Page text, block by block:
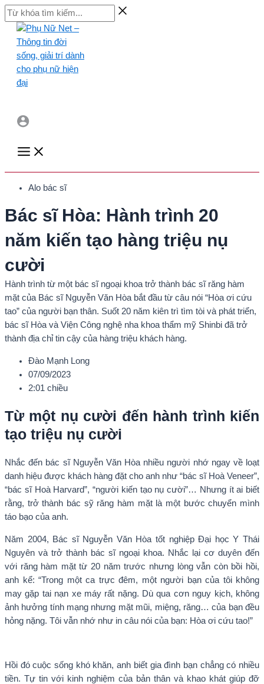
Skip
to
content
Từ
khóa
kiếm...
Main
Menu
Alo bác sĩ
Bác sĩ Hòa: Hành trình 20
năm kiến tạo hàng triệu nụ
cười
Hành trình từ một bác sĩ ngoại khoa trở thành bác sĩ răng hàm
mặt của Bác sĩ Nguyễn Văn Hòa bắt đầu từ câu nói “Hòa ơi cứu
tao” của người bạn thân. Suốt 20 năm kiên trì tìm tòi và phát triển,
bác sĩ Hòa và Viện Công nghệ nha khoa thẩm mỹ Shinbi đã trở
thành địa chỉ tin cậy của hàng triệu khách hàng.
Đào Mạnh Long
07/09/2023
2:01 chiều
Từ một nụ cười đến hành trình kiến
tạo triệu nụ cười
Nhắc đến bác sĩ Nguyễn Văn Hòa nhiều người nhớ ngay về loạt
danh hiệu được khách hàng đặt cho anh như “bác sĩ Hoà Veneer”,
“bác sĩ Hoà Harvard”, “người kiến tạo nụ cười”… Nhưng ít ai biết
rằng, trở thành bác sỹ răng hàm mặt là một bước chuyển mình
táo bạo của anh.
Năm 2004, Bác sĩ Nguyễn Văn Hòa tốt nghiệp Đại học Y Thái
Nguyên và trở thành bác sĩ ngoại khoa. Nhắc lại cơ duyên đến
với răng hàm mặt từ 20 năm trước nhưng lòng vẫn còn bồi hồi,
anh kể: “Trong một ca trực đêm, một người bạn của tôi không
may gặp tai nạn xe máy rất nặng. Dù qua cơn nguy kịch, không
ảnh hưởng tính mạng nhưng mặt mũi, miệng, răng… của bạn đều
hỏng nặng. Tôi vẫn nhớ như in câu nói của bạn: Hòa ơi cứu tao!”
Hồi đó cuộc sống khó khăn, anh biết gia đình bạn chẳng có nhiều
tiền. Tự tin với kinh nghiệm của bản thân và khao khát giúp đỡ